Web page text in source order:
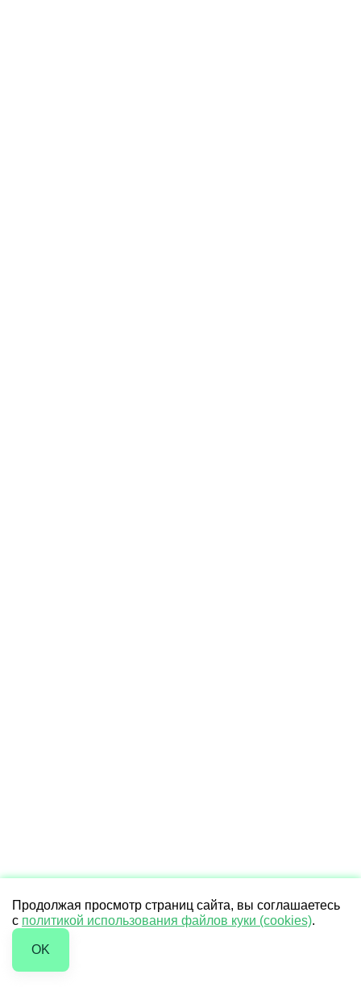
Продолжая просмотр страниц сайта, вы соглашаетесь
с политикой использования файлов куки (cookies).
OK